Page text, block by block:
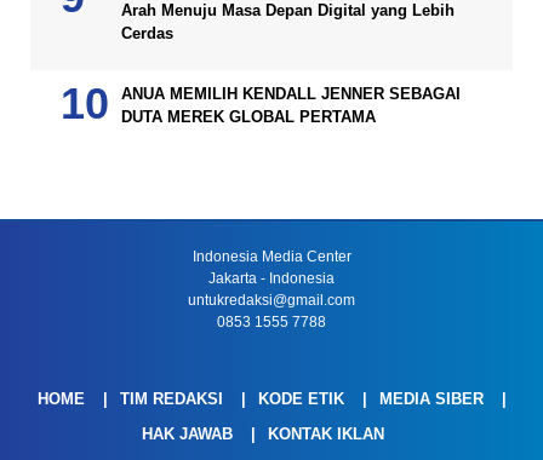
Arah Menuju Masa Depan Digital yang Lebih
Cerdas
ANUA MEMILIH KENDALL JENNER SEBAGAI
DUTA MEREK GLOBAL PERTAMA
Indonesia Media Center
Jakarta - Indonesia
untukredaksi@gmail.com
0853 1555 7788
HOME TIM REDAKSI KODE ETIK
MEDIA SIBER
HAK JAWAB
KONTAK IKLAN